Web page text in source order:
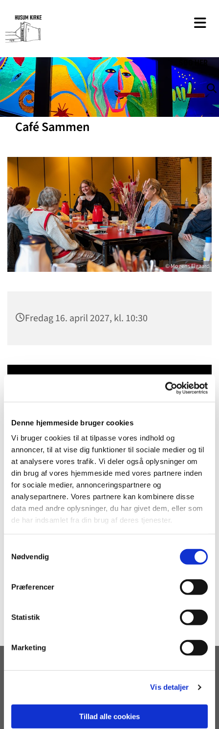
Denne hjemmeside bruger cookies
Vi bruger cookies til at tilpasse vores indhold og
annoncer, til at vise dig funktioner til sociale medier og til
at analysere vores trafik. Vi deler også oplysninger om
din brug af vores hjemmeside med vores partnere inden
for sociale medier, annonceringspartnere og
analysepartnere. Vores partnere kan kombinere disse
data med andre oplysninger, du har givet dem, eller som
de har indsamlet fra din brug af deres tjenester.
Nødvendig
Præferencer
Statistik
Marketing
Vis detaljer
Tillad alle cookies
HER
Café Sammen
© Mogens Elgaard
Fredag 16. april 2027, kl. 10:30
Du vil måske også kunne lide...
Kontakt
Sognepræster